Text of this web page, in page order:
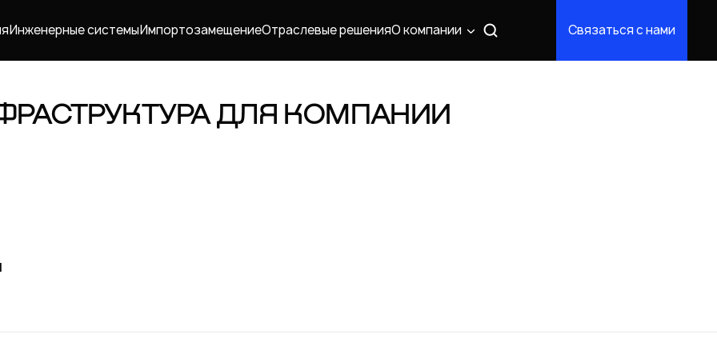
Инженерные системыИмпорто­замещениеОтраслевые решенияО компании Связаться с нами
ДЛЯ КОМПАНИИ